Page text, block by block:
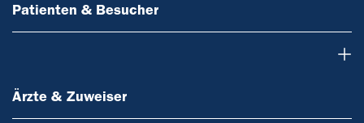
Patienten & Besucher
Ärzte & Zuweiser